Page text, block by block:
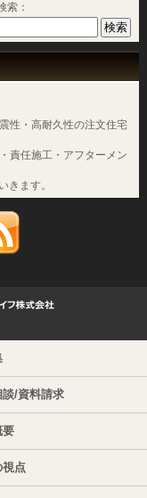
索：
性・高耐久性の注文住宅
責任施工・アフターメン
きます。
談/資料請求
要
視点